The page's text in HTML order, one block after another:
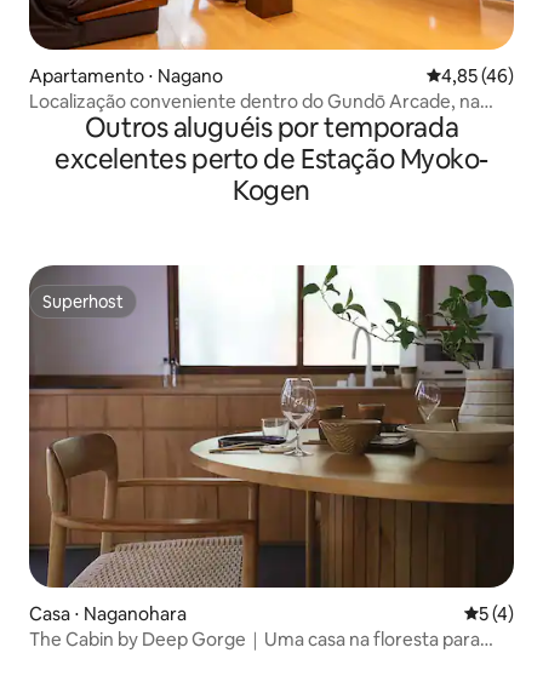
Apartamento ⋅ Nagano 4,85 de uma
4,85 (46)
Localização conveniente dentro do Gundō Arcade, na
cidade de Nagano / A uma curta distância a pé do Templo
Zenkō-ji e bem próximo à área de restaurantes / A 5
minutos a pé do ponto de ônibus e da estação mais
Outros aluguéis por temporada
excelentes perto de Estação Myoko-
Kogen
Superhost
Superhost
Casa ⋅ Naganohara 5 de
5 (4)
The Cabin by Deep Gorge｜Uma casa na floresta para